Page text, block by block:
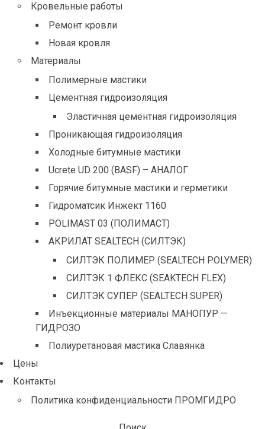
Кровельные работы
Ремонт кровли
Новая кровля
Материалы
Полимерные мастики
Цементная гидроизоляция
Эластичная цементная гидроизоляция
Проникающая гидроизоляция
Холодные битумные мастики
Ucrete UD 200 (BASF) – АНАЛОГ
Горячие битумные мастики и герметики
Гидроматсик Инжект 1160
POLIMAST 03 (ПОЛИМАСТ)
АКРИЛАТ SEALTECH (СИЛТЭК)
СИЛТЭК ПОЛИМЕР (SEALTECH POLYMER)
СИЛТЭК 1 ФЛЕКС (SEAKTECH FLEX)
СИЛТЭК СУПЕР (SEALTECH SUPER)
Инъекционные материалы МАНОПУР —
ГИДРОЗО
Полиуретановая мастика Славянка
Цены
Контакты
Политика конфиденциальности ПРОМГИДРО